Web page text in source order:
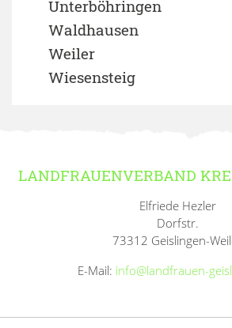
Unterböhringen
Waldhausen
Weiler
Wiesensteig
LANDFRAUENVERBAND
Elfriede Hezler
Dorfstr.
73312 Geislingen-
E-Mail: info@landfrauen-